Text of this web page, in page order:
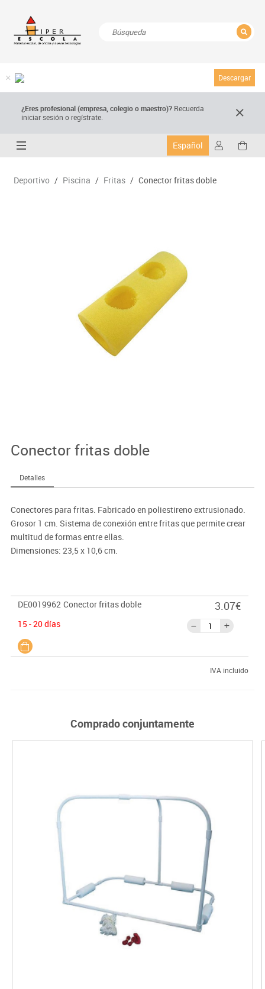
Descargar
¿Eres profesional (empresa, colegio o maestro)? Recuerda
iniciar sesión o regístrate.
Español
Deportivo / Piscina / Fritas / Conector fritas doble
Conector fritas doble
Detalles
Conectores para fritas. Fabricado en poliestireno extrusionado.
Grosor 1 cm. Sistema de conexión entre fritas que permite crear
multitud de formas entre ellas.
Dimensiones: 23,5 x 10,6 cm.
DE0019962 Conector fritas doble
15 - 20 días
3.07€
IVA incluido
Comprado conjuntamente